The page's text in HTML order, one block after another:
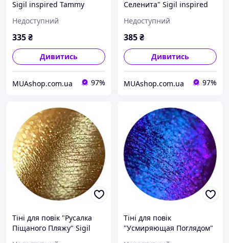
Sigil inspired Tammy
Недоступний
335₴
Дивитись
MUAshop.com.ua 97%
Селенита" Sigil inspired
Недоступний
385₴
Дивитись
MUAshop.com.ua 97%
Тіні для повік "Русалка
Піщаного Пляжу" Sigil
Тіні для повік
"Усмиряющая Поглядом"